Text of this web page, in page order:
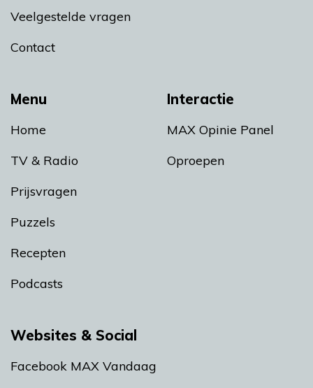
Menu
Home
TV & Radio
Prijsvragen
Puzzels
Recepten
Podcasts
Interactie
MAX Opinie Panel
Oproepen
Veelgestelde vragen
Contact
Websites & Social
Facebook MAX Vandaag